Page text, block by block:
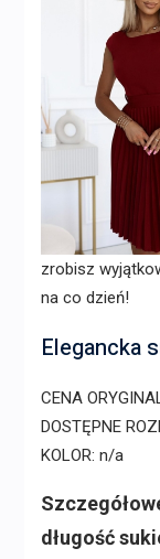
zrobisz
na co dzień!
Elegancka
CENA
DOSTĘPNE
KOLOR: n/a
długość